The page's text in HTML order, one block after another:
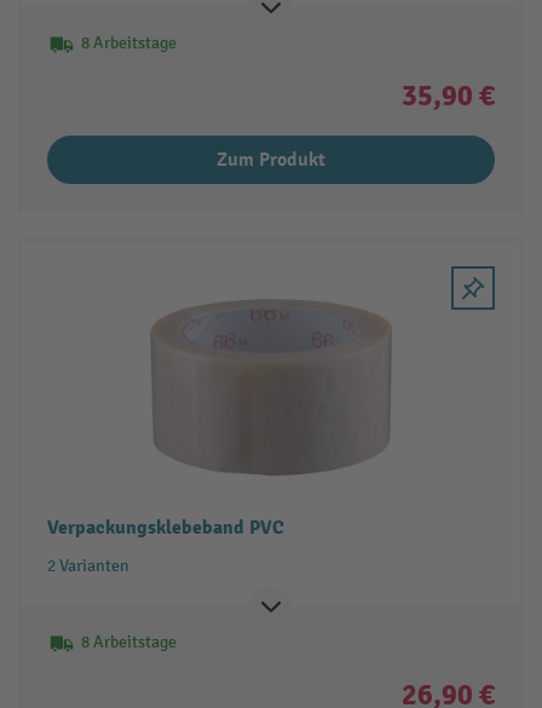
8 Arbeitstage
35,90 €
Zum Produkt
Verpackungsklebeband PVC
2 Varianten
8 Arbeitstage
26,90 €